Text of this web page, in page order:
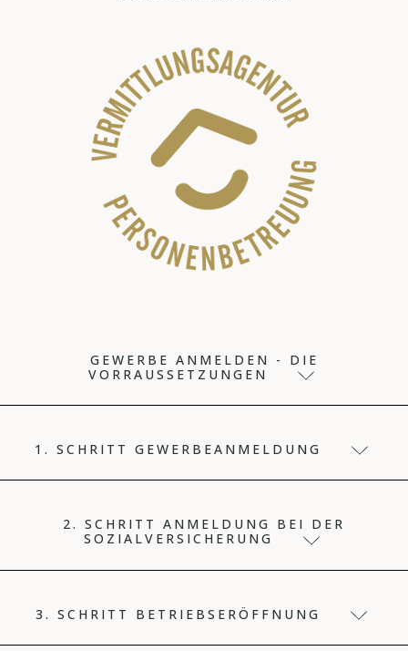
GEWERBE ANMELDEN - DIE
VORRAUSSETZUNGEN
1. SCHRITT GEWERBEANMELDUNG
2. SCHRITT ANMELDUNG BEI DER
SOZIALVERSICHERUNG
3. SCHRITT BETRIEBSERÖFFNUNG